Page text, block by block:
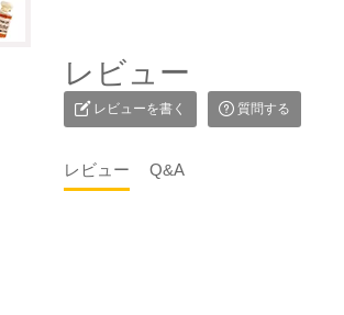
レビュー
レビューを書く 質問する
レビュー Q&A